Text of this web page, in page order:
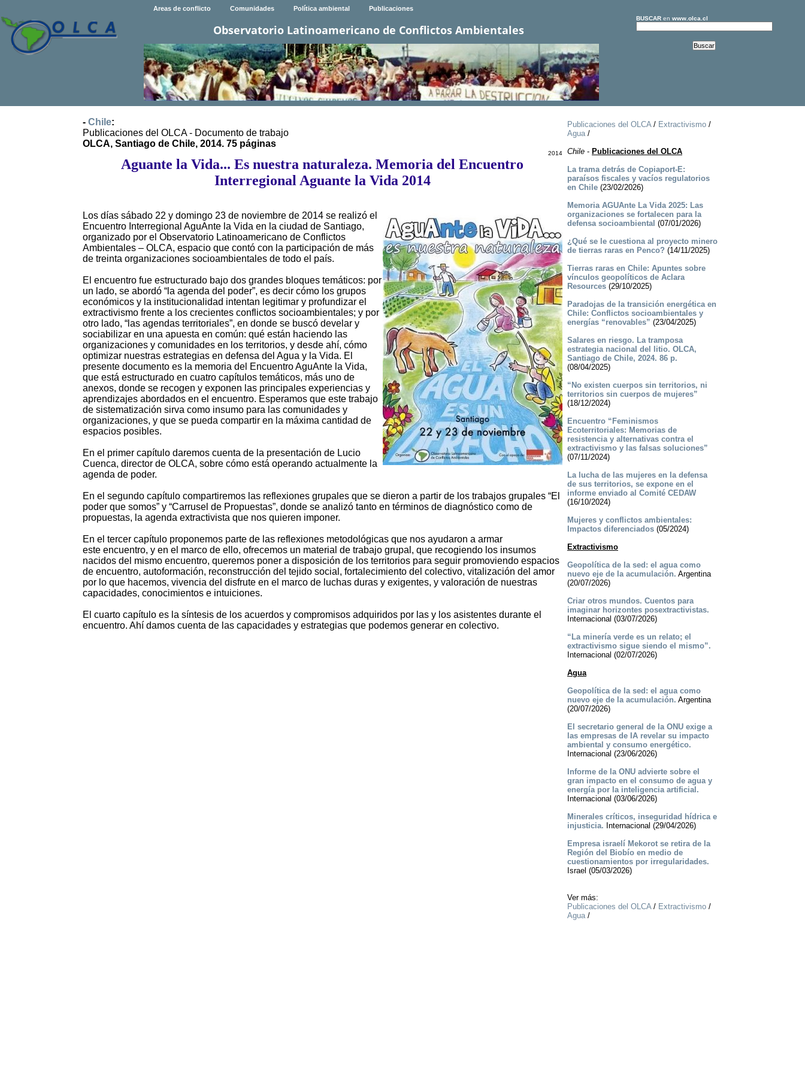
Areas de conflicto Comunidades Política ambiental Publicaciones
Observatorio Latinoamericano de Conflictos Ambientales
BUSCARen www.olca.cl
- Chile:
Publicaciones del OLCA - Documento de trabajo
OLCA, Santiago de Chile, 2014. 75 páginas
2014
Aguante la Vida... Es nuestra naturaleza. Memoria del Encuentro
Interregional Aguante la Vida 2014
Los días sábado 22 y domingo 23 de noviembre de 2014 se realizó el
Encuentro Interregional AguAnte la Vida en la ciudad de Santiago,
organizado por el Observatorio Latinoamericano de Conflictos
Ambientales – OLCA, espacio que contó con la participación de más
de treinta organizaciones socioambientales de todo el país.
El encuentro fue estructurado bajo dos grandes bloques temáticos: por
un lado, se abordó “la agenda del poder”, es decir cómo los grupos
económicos y la institucionalidad intentan legitimar y profundizar el
extractivismo frente a los crecientes conflictos socioambientales; y por
otro lado, “las agendas territoriales”, en donde se buscó develar y
sociabilizar en una apuesta en común: qué están haciendo las
organizaciones y comunidades en los territorios, y desde ahí, cómo
optimizar nuestras estrategias en defensa del Agua y la Vida. El
presente documento es la memoria del Encuentro AguAnte la Vida,
que está estructurado en cuatro capítulos temáticos, más uno de
anexos, donde se recogen y exponen las principales experiencias y
aprendizajes abordados en el encuentro. Esperamos que este trabajo
de sistematización sirva como insumo para las comunidades y
organizaciones, y que se pueda compartir en la máxima cantidad de
espacios posibles.
En el primer capítulo daremos cuenta de la presentación de Lucio
Cuenca, director de OLCA, sobre cómo está operando actualmente la
agenda de poder.
En el segundo capítulo compartiremos las reflexiones grupales que se dieron a partir de los trabajos grupales “El
poder que somos” y “Carrusel de Propuestas”, donde se analizó tanto en términos de diagnóstico como de
propuestas, la agenda extractivista que nos quieren imponer.
En el tercer capítulo proponemos parte de las reflexiones metodológicas que nos ayudaron a armar
este encuentro, y en el marco de ello, ofrecemos un material de trabajo grupal, que recogiendo los insumos
nacidos del mismo encuentro, queremos poner a disposición de los territorios para seguir promoviendo espacios
de encuentro, autoformación, reconstrucción del tejido social, fortalecimiento del colectivo, vitalización del amor
por lo que hacemos, vivencia del disfrute en el marco de luchas duras y exigentes, y valoración de nuestras
capacidades, conocimientos e intuiciones.
El cuarto capítulo es la síntesis de los acuerdos y compromisos adquiridos por las y los asistentes durante el
encuentro. Ahí damos cuenta de las capacidades y estrategias que podemos generar en colectivo.
Publicaciones del OLCA/ Extractivismo/
Agua/
Chile- Publicaciones del OLCA
La trama detrás de Copiaport-E:
paraísos fiscales y vacíos regulatorios
en Chile(23/02/2026)
Memoria AGUAnte La Vida 2025: Las
organizaciones se fortalecen para la
defensa socioambiental (07/01/2026)
¿Qué se le cuestiona al proyecto minero
de tierras raras en Penco? (14/11/2025)
Tierras raras en Chile: Apuntes sobre
vínculos geopolíticos de Aclara
Resources(29/10/2025)
Paradojas de la transición energética en
Chile: Conflictos socioambientales y
energías “renovables” (23/04/2025)
Salares en riesgo. La tramposa
estrategia nacional del litio. OLCA,
Santiago de Chile, 2024. 86 p.
(08/04/2025)
“No existen cuerpos sin territorios, ni
territorios sin cuerpos de mujeres”
(18/12/2024)
Encuentro “Feminismos
Ecoterritoriales: Memorias de
resistencia y alternativas contra el
extractivismo y las falsas soluciones”
(07/11/2024)
La lucha de las mujeres en la defensa
de sus territorios, se expone en el
informe enviado al Comité CEDAW
(16/10/2024)
Mujeres y conflictos ambientales:
Impactos diferenciados(05/2024)
Extractivismo
Geopolítica de la sed: el agua como
nuevo eje de la acumulación. Argentina
(20/07/2026)
Criar otros mundos. Cuentos para
imaginar horizontes posextractivistas.
Internacional (03/07/2026)
“La minería verde es un relato; el
extractivismo sigue siendo el mismo”.
Internacional (02/07/2026)
Agua
Geopolítica de la sed: el agua como
nuevo eje de la acumulación. Argentina
(20/07/2026)
El secretario general de la ONU exige a
las empresas de IA revelar su impacto
ambiental y consumo energético.
Internacional (23/06/2026)
Informe de la ONU advierte sobre el
gran impacto en el consumo de agua y
energía por la inteligencia artificial.
Internacional (03/06/2026)
Minerales críticos, inseguridad hídrica e
injusticia. Internacional (29/04/2026)
Empresa israelí Mekorot se retira de la
Región del Biobío en medio de
cuestionamientos por irregularidades.
Israel (05/03/2026)
Ver más:
Publicaciones del OLCA/ Extractivismo/
Agua/